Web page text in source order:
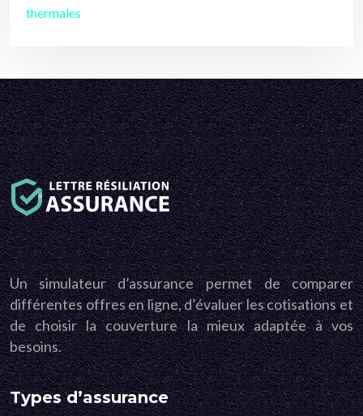
thermales
Un simulateur d’assurance permet de comparer
différentes offres en ligne, d’évaluer les cotisations et
de choisir la couverture la mieux adaptée à vos
besoins.
Types d’assurance